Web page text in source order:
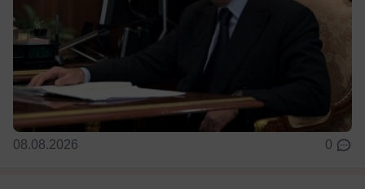
08.08.2026 0